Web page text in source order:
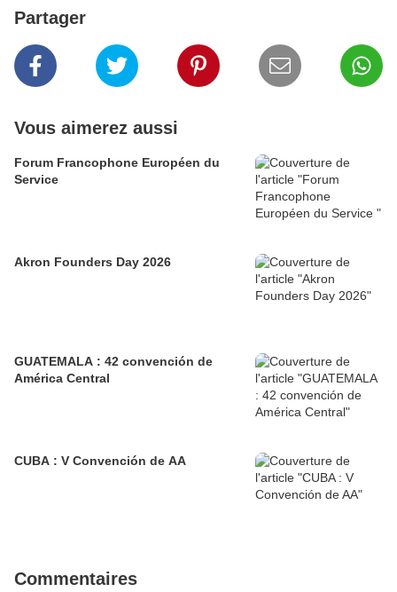
Partager
Vous aimerez aussi
Forum Francophone Européen du
Service
Akron Founders Day 2026
GUATEMALA : 42 convención de
América Central
CUBA : V Convención de AA
Commentaires